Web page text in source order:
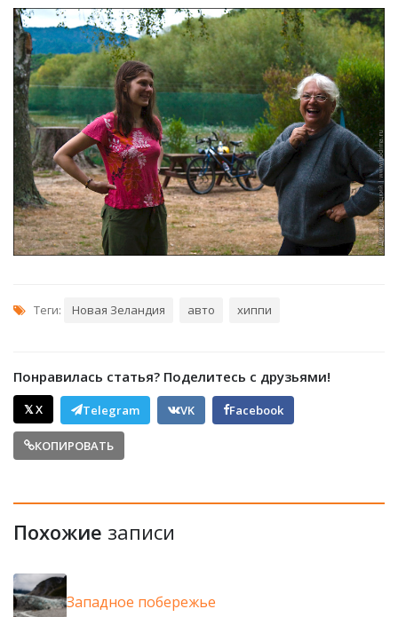
Теги: Новая Зеландия авто хиппи
Понравилась статья? Поделитесь с друзьями!
𝕏 X Telegram VK Facebook
КОПИРОВАТЬ
Похожие записи
Западное побережье